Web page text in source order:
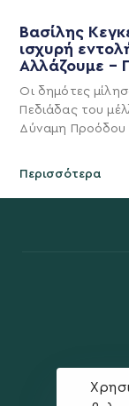
Βασίλης
ισχυρή
Αλλάζουμε –
Οι δημότες
Πεδιάδας του
Δύναμη Προόδου
Περισσότερα